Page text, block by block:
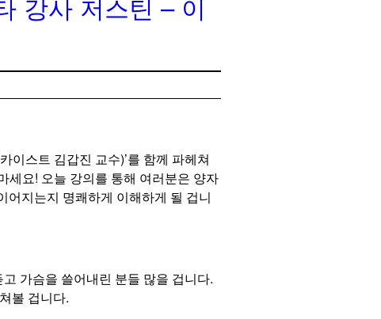
이스트 김갑진 교수)’를 함께 파헤쳐
세요! 오늘 강의를 통해 여러분은 양자
어지는지 명쾌하게 이해하게 될 겁니
가슴을 쓸어내린 분들 많을 겁니다.
볼 겁니다.